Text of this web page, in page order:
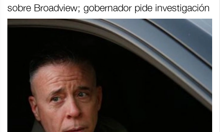
sobre Broadview; gobernador pide investigación